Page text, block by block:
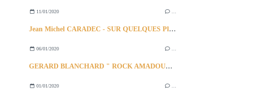
11/01/2020
Jean Michel CARADEC - SUR QUELQUES Plus Belles CHANSONS-et Selon bien Sûr (?)
06/01/2020
GERARD BLANCHARD " ROCK AMADOUR " & SUR SES AUTRES CHANSONS
01/01/2020